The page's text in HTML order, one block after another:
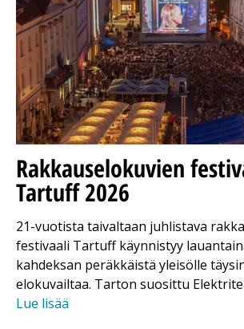
Rakkauselokuvien
Tartuff 2026
21-vuotista taivaltaan juhlistava
festivaali Tartuff käynnistyy
kahdeksan peräkkäistä yleisölle
elokuvailtaa. Tarton suosittu
Lue lisää